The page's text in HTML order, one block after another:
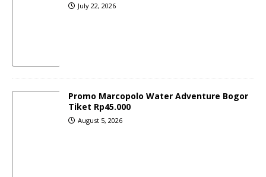
July 22, 2026
Promo Marcopolo Water Adventure Bogor
Tiket Rp45.000
August 5, 2026